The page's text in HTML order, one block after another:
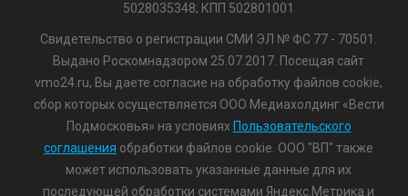
5028035348; КПП 502801001
Свидетельство о регистрации СМИ ЭЛ № ФС 77 - 70501.
Выдано Роскомнадзором 25.07.2017. Посещая сайт
vmo24.ru, Вы даете согласие на обработку файлов cookie,
сбор которых осуществляется ООО Медиахолдинг «Вести
Подмосковья» на условиях Пользовательского
соглашения обработки файлов cookie. ООО "ВП" также
может использовать указанные данные для их
последующей обработки системами Яндекс.Метрика и